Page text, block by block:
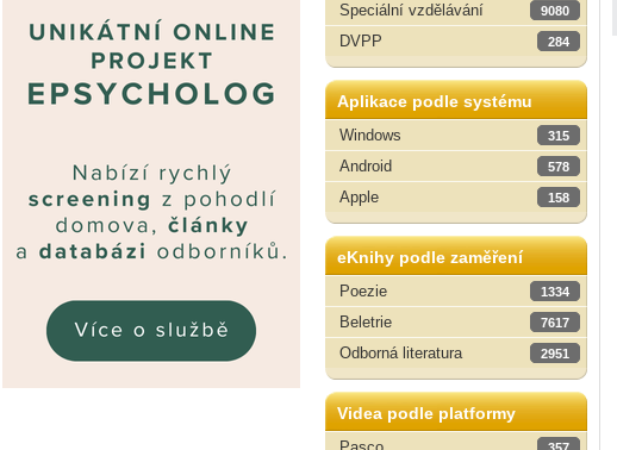
Speciální vzdělávání 9080
DVPP 284
Aplikace podle systému
Windows
315
Android 578
Apple 158
eKnihy podle zaměření
Poezie
1334
Beletrie 7617
Odborná literatura 2951
Videa podle platformy